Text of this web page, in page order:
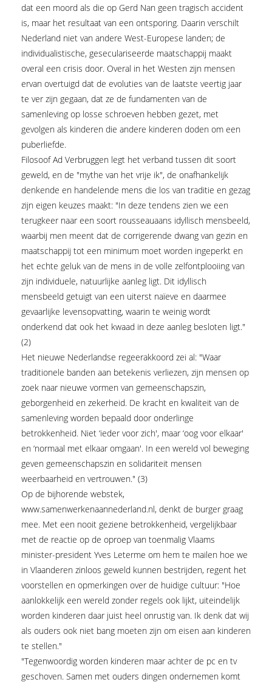
dat een moord als die op Gerd Nan geen tragisch accident
is, maar het resultaat van een ontsporing. Daarin verschilt
Nederland niet van andere West-Europese landen; de
individualistische, geseculariseerde maatschappij maakt
overal een crisis door. Overal in het Westen zijn mensen
ervan overtuigd dat de evoluties van de laatste veertig jaar
te ver zijn gegaan, dat ze de fundamenten van de
samenleving op losse schroeven hebben gezet, met
gevolgen als kinderen die andere kinderen doden om een
puberliefde.
Filosoof Ad Verbruggen legt het verband tussen dit soort
geweld, en de "mythe van het vrije ik", de onafhankelijk
denkende en handelende mens die los van traditie en gezag
zijn eigen keuzes maakt: "In deze tendens zien we een
terugkeer naar een soort rousseauaans idyllisch mensbeeld,
waarbij men meent dat de corrigerende dwang van gezin en
maatschappij tot een minimum moet worden ingeperkt en
het echte geluk van de mens in de volle zelfontplooiing van
zijn individuele, natuurlijke aanleg ligt. Dit idyllisch
mensbeeld getuigt van een uiterst naïeve en daarmee
gevaarlijke levensopvatting, waarin te weinig wordt
onderkend dat ook het kwaad in deze aanleg besloten ligt."
(2)
Het nieuwe Nederlandse regeerakkoord zei al: "Waar
traditionele banden aan betekenis verliezen, zijn mensen op
zoek naar nieuwe vormen van gemeenschapszin,
geborgenheid en zekerheid. De kracht en kwaliteit van de
samenleving worden bepaald door onderlinge
betrokkenheid. Niet ‘ieder voor zich', maar ‘oog voor elkaar'
en ‘normaal met elkaar omgaan'. In een wereld vol beweging
geven gemeenschapszin en solidariteit mensen
weerbaarheid en vertrouwen." (3)
Op de bijhorende webstek,
www.samenwerkenaannederland.nl, denkt de burger graag
mee. Met een nooit geziene betrokkenheid, vergelijkbaar
met de reactie op de oproep van toenmalig Vlaams
minister-president Yves Leterme om hem te mailen hoe we
in Vlaanderen zinloos geweld kunnen bestrijden, regent het
voorstellen en opmerkingen over de huidige cultuur: "Hoe
aanlokkelijk een wereld zonder regels ook lijkt, uiteindelijk
worden kinderen daar juist heel onrustig van. Ik denk dat wij
als ouders ook niet bang moeten zijn om eisen aan kinderen
te stellen."
"Tegenwoordig worden kinderen maar achter de pc en tv
geschoven. Samen met ouders dingen ondernemen komt